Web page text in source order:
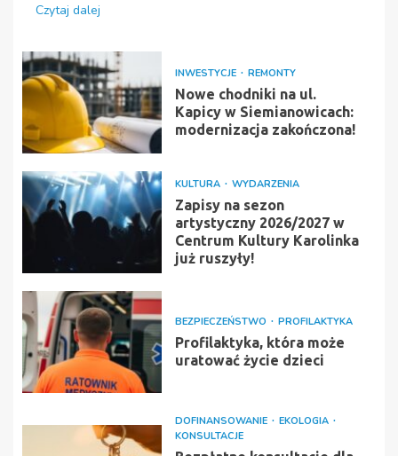
Czytaj dalej
INWESTYCJE REMONTY
Nowe chodniki na ul.
Kapicy w Siemianowicach:
modernizacja zakończona!
KULTURA WYDARZENIA
Zapisy na sezon
artystyczny 2026/2027 w
Centrum Kultury Karolinka
już ruszyły!
BEZPIECZEŃSTWO PROFILAKTYKA
Profilaktyka, która może
uratować życie dzieci
DOFINANSOWANIE
EKOLOGIA
KONSULTACJE